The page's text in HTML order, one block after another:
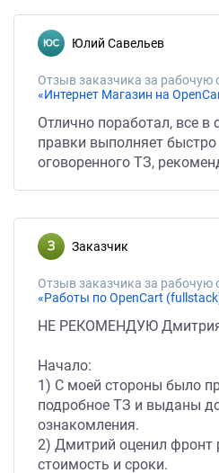
Юлий Савельев
Отзыв заказчика за рабочую
«Интернет Магазин на
Отлично поработал, все в
правки выполняет
оговоренного ТЗ,
Заказчик
Отзыв заказчика за рабочую
«Работы по OpenCart
НЕ РЕКОМЕНДУЮ Дмитрия
Начало:
1) С моей стороны было
подробное ТЗ и выданы
ознакомления.
2) Дмитрий оценил фронт
стоимость и сроки.